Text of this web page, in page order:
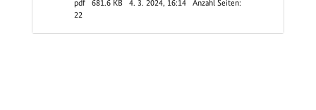
pdf
681.6 KB 4. 3. 2024, 16:14
Anzahl Seiten:
22